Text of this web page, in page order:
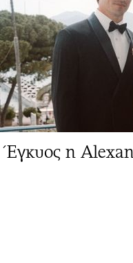
Έγκυος η